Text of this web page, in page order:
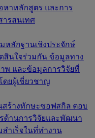
หาหลักสูตร และการ
รสนเทศ
หลักฐานเชิงประจักษ์
สินใจร่วมกัน ข้อมูลทาง
พ และข้อมูลการวิจัยที่
ดยผู้เชี่ยวชาญ
สร้างทักษะซอฟสกิล ตอบ
ด้านการวิจัยและพัฒนา
ำเร็จในที่ทำงาน